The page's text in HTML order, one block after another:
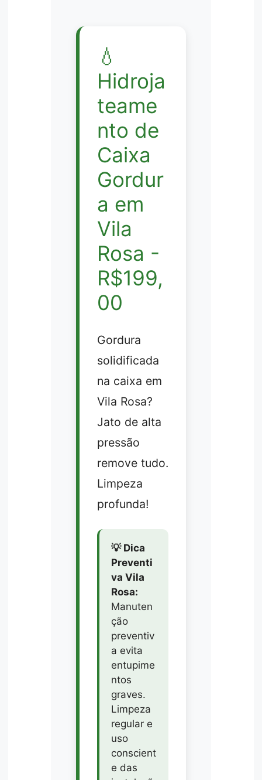
💧
Hidroja
teame
nto de
Caixa
Gordur
a em
Vila
Rosa -
R$199,
00
Gordura
solidificada
na caixa em
Vila Rosa?
Jato de alta
pressão
remove tudo.
Limpeza
profunda!
💡 Dica
Preventi
va Vila
Rosa:
Manuten
ção
preventiv
a evita
entupime
ntos
graves.
Limpeza
regular e
uso
conscient
e das